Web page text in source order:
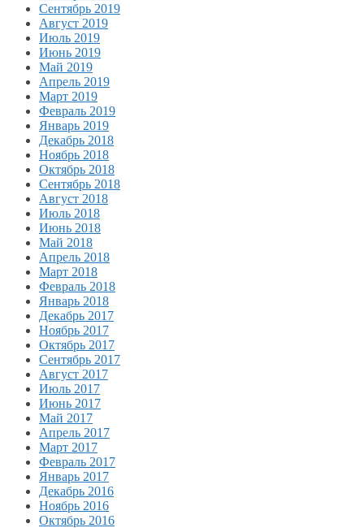
Сентябрь 2019
Август 2019
Июль 2019
Июнь 2019
Май 2019
Апрель 2019
Март 2019
Февраль 2019
Январь 2019
Декабрь 2018
Ноябрь 2018
Октябрь 2018
Сентябрь 2018
Август 2018
Июль 2018
Июнь 2018
Май 2018
Апрель 2018
Март 2018
Февраль 2018
Январь 2018
Декабрь 2017
Ноябрь 2017
Октябрь 2017
Сентябрь 2017
Август 2017
Июль 2017
Июнь 2017
Май 2017
Апрель 2017
Март 2017
Февраль 2017
Январь 2017
Декабрь 2016
Ноябрь 2016
Октябрь 2016